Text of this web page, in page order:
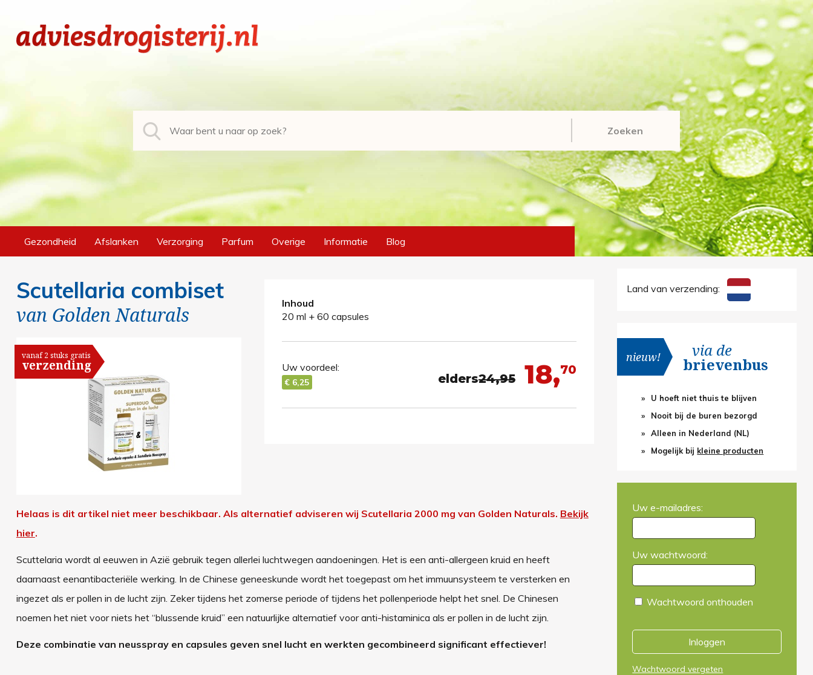
Zoeken
Gezondheid Afslanken Verzorging Parfum Overige Informatie Blog
Scutellaria combiset
van Golden Naturals
vanaf 2 stuks gratis
verzending
Inhoud
20 ml + 60 capsules
18,70
elders24,95
Uw voordeel:
€ 6,25
Helaas is dit artikel niet meer beschikbaar. Als alternatief adviseren wij Scutellaria 2000 mg van Golden Naturals. Bekijk
hier.
Scuttelaria wordt al eeuwen in Azië gebruik tegen allerlei luchtwegen aandoeningen. Het is een anti-allergeen kruid en heeft
daarnaast eenantibacteriële werking. In de Chinese geneeskunde wordt het toegepast om het immuunsysteem te versterken en
ingezet als er pollen in de lucht zijn. Zeker tijdens het zomerse periode of tijdens het pollenperiode helpt het snel. De Chinesen
noemen het niet voor niets het “blussende kruid” een natuurlijke alternatief voor anti-histaminica als er pollen in de lucht zijn.
Deze combinatie van neusspray en capsules geven snel lucht en werkten gecombineerd significant effectiever!
Land van verzending:
nieuw! via de
brievenbus
U hoeft niet thuis te blijven
Nooit bij de buren bezorgd
Alleen in Nederland (NL)
Mogelijk bij kleine producten
Uw e-mailadres:
Uw wachtwoord:
Wachtwoord onthouden
Inloggen
Wachtwoord vergeten